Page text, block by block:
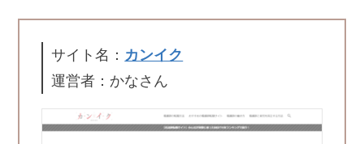
サイト名： カンイク
運営者：かなさん